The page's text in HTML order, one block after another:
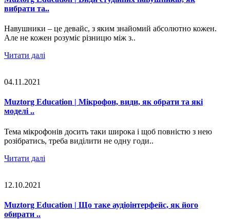
вибрати та..
Навушники – це девайс, з яким знайомий абсолютно кожен.
Але не кожен розуміє різницю між з..
Читати далі
04.11.2021
Muztorg Education | Мікрофон, види, як обрати та які
моделі ..
Тема мікрофонів досить таки широка і щоб повністю з нею
розібратись, треба виділити не одну годи..
Читати далі
12.10.2021
Muztorg Education | Що таке аудіоінтерфейс, як його
обирати ..